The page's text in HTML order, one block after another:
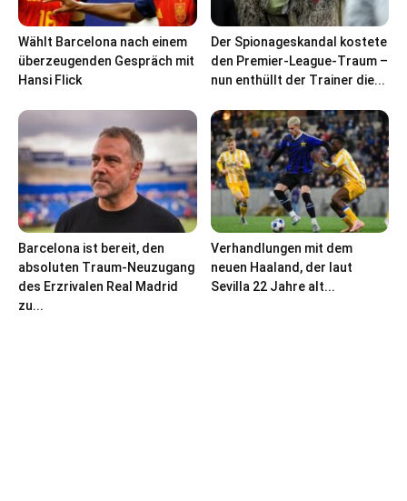
Wählt Barcelona nach einem
überzeugenden Gespräch mit
Hansi Flick
Der Spionageskandal kostete
den Premier-League-Traum –
nun enthüllt der Trainer die...
Barcelona ist bereit, den
absoluten Traum-Neuzugang
des Erzrivalen Real Madrid
zu...
Verhandlungen mit dem
neuen Haaland, der laut
Sevilla 22 Jahre alt...